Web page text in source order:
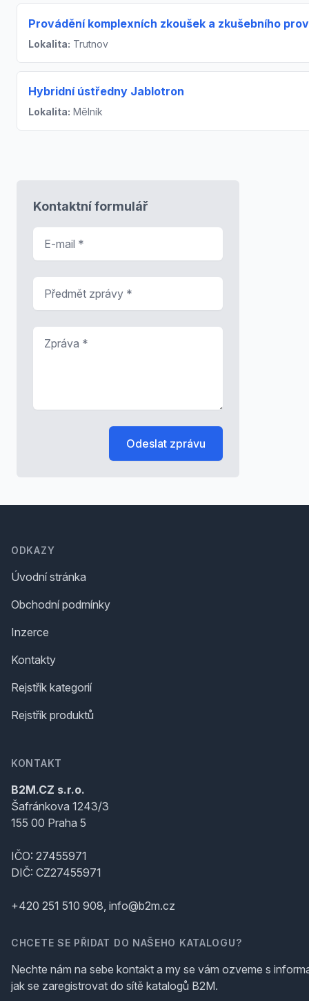
Provádění komplexních zkoušek a zkušebního
Lokalita: Trutnov
Hybridní ústředny Jablotron
Lokalita: Mělník
Kontaktní formulář
Odeslat zprávu
ODKAZY
Úvodní stránka
Obchodní podmínky
Inzerce
Kontakty
Rejstřík kategorií
Rejstřík produktů
KONTAKT
B2M.CZ s.r.o.
Šafránkova 1243/3
155 00 Praha 5
IČO: 27455971
DIČ: CZ27455971
+420 251 510 908, info@b2m.cz
CHCETE SE PŘIDAT DO NAŠEHO KATALOGU?
Nechte nám na sebe kontakt a my se vám ozveme s
jak se zaregistrovat do sítě katalogů B2M.